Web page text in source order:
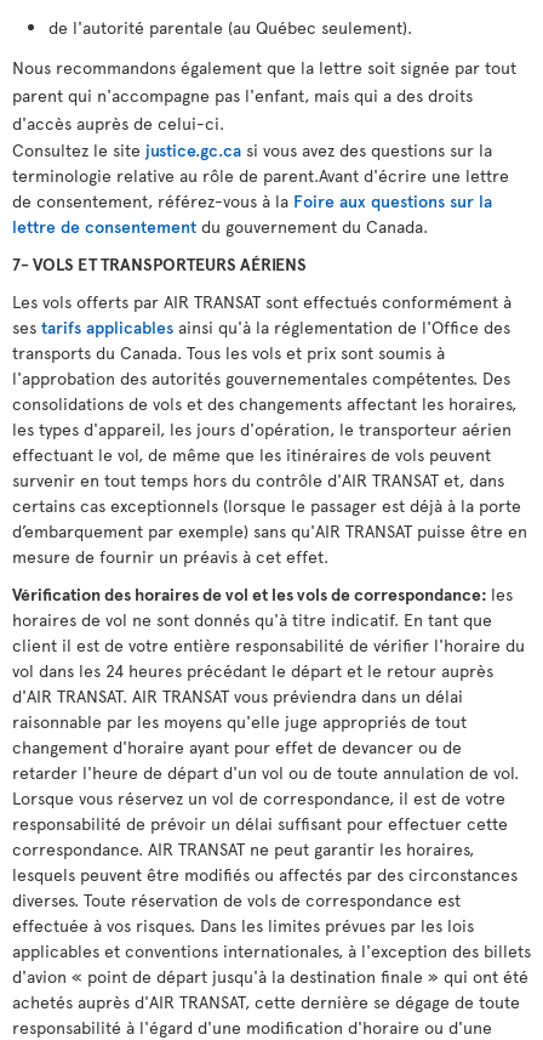
de l'autorité parentale (au Québec seulement).
Nous recommandons également que la lettre soit signée par tout
parent qui n'accompagne pas l'enfant, mais qui a des droits
d'accès auprès de celui-ci.
Consultez le site justice.gc.ca si vous avez des questions sur la
terminologie relative au rôle de parent.Avant d'écrire une lettre
de consentement, référez-vous à la Foire aux questions sur la
lettre de consentement du gouvernement du Canada.
7- VOLS ET TRANSPORTEURS AÉRIENS
Les vols offerts par AIR TRANSAT sont effectués conformément à
ses tarifs applicables ainsi qu'à la réglementation de l'Office des
transports du Canada. Tous les vols et prix sont soumis à
l'approbation des autorités gouvernementales compétentes. Des
consolidations de vols et des changements affectant les horaires,
les types d'appareil, les jours d'opération, le transporteur aérien
effectuant le vol, de même que les itinéraires de vols peuvent
survenir en tout temps hors du contrôle d'AIR TRANSAT et, dans
certains cas exceptionnels (lorsque le passager est déjà à la porte
d’embarquement par exemple) sans qu'AIR TRANSAT puisse être en
mesure de fournir un préavis à cet effet.
Vérification des horaires de vol et les vols de correspondance: les
horaires de vol ne sont donnés qu'à titre indicatif. En tant que
client il est de votre entière responsabilité de vérifier l'horaire du
vol dans les 24 heures précédant le départ et le retour auprès
d'AIR TRANSAT. AIR TRANSAT vous préviendra dans un délai
raisonnable par les moyens qu'elle juge appropriés de tout
changement d'horaire ayant pour effet de devancer ou de
retarder l'heure de départ d'un vol ou de toute annulation de vol.
Lorsque vous réservez un vol de correspondance, il est de votre
responsabilité de prévoir un délai suffisant pour effectuer cette
correspondance. AIR TRANSAT ne peut garantir les horaires,
lesquels peuvent être modifiés ou affectés par des circonstances
diverses. Toute réservation de vols de correspondance est
effectuée à vos risques. Dans les limites prévues par les lois
applicables et conventions internationales, à l'exception des billets
d'avion « point de départ jusqu'à la destination finale » qui ont été
achetés auprès d'AIR TRANSAT, cette dernière se dégage de toute
responsabilité à l'égard d'une modification d'horaire ou d'une